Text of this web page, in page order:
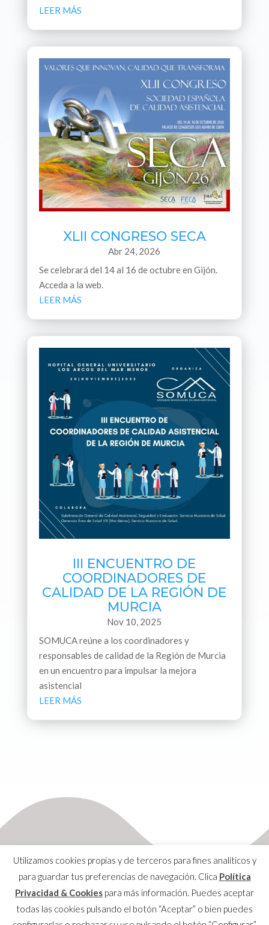
LEER MÁS
XLII CONGRESO SECA
Abr 24, 2026
Se celebrará del 14 al 16 de octubre en Gijón.
Acceda a la web.
LEER MÁS
III ENCUENTRO DE
COORDINADORES DE
CALIDAD DE LA REGIÓN DE
MURCIA
Nov 10, 2025
SOMUCA reúne a los coordinadores y
responsables de calidad de la Región de Murcia
en un encuentro para impulsar la mejora
asistencial
LEER MÁS
Aviso Legal
Política de Privacidad & Cookies
Utilizamos cookies propias y de terceros para fines analíticos y
para guardar tus preferencias de navegación. Clica Política
Privacidad & Cookies para más información. Puedes aceptar
todas las cookies pulsando el botón “Aceptar” o bien puedes